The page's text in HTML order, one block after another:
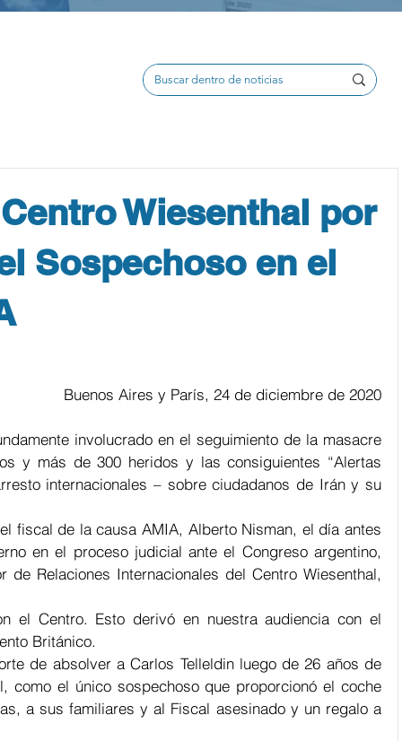
Wiesenthal por
Sospechoso en el
Buenos Aires y París, 24 de diciembre de 2020
involucrado en el seguimiento de la masacre
y más de 300 heridos y las consiguientes “Alertas
internacionales – sobre ciudadanos de Irán y su
fiscal de la causa AMIA, Alberto Nisman, el día antes
en el proceso judicial ante el Congreso argentino,
Relaciones Internacionales del Centro Wiesenthal,
el Centro. Esto derivó en nuestra audiencia con el
Británico.
de absolver a Carlos Telleldin luego de 26 años de
como el único sospechoso que proporcionó el coche
a sus familiares y al Fiscal asesinado y un regalo a